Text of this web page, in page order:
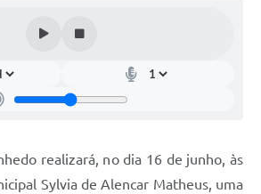
Vinhedorealizará, no dia 16 de junho, às
Sylvia de Alencar Matheus, uma